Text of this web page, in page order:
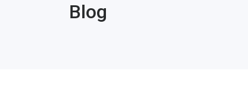
Blog